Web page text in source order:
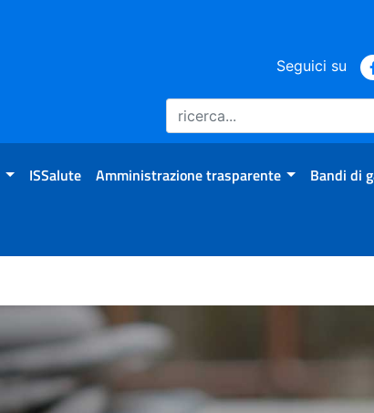
Seguici su
ISSalute Amministrazione trasparente Bandi di
Riferimento per